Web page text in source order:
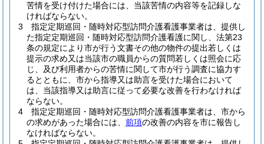
苦情を受け付けた場合には、当該苦情の内容等を記録しな
ければならない。
3
指定定期巡回・随時対応型訪問介護看護事業者は、提供し
た指定定期巡回・随時対応型訪問介護看護に関し、法第23
条の規定により市が行う文書その他の物件の提出若しくは
提示の求め又は当該市の職員からの質問若しくは照会に応
じ、及び利用者からの苦情に関して市が行う調査に協力す
るとともに、市から指導又は助言を受けた場合において
は、当該指導又は助言に従って必要な改善を行わなければ
ならない。
4
指定定期巡回・随時対応型訪問介護看護事業者は、市から
の求めがあった場合には、 前項の改善の内容を市に報告し
なければならない。